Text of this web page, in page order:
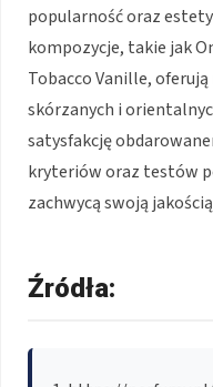
popularność oraz
kompozycje, takie jak
Tobacco Vanille,
skórzanych i
satysfakcję
kryteriów oraz testów
zachwycą swoją
Źródła: